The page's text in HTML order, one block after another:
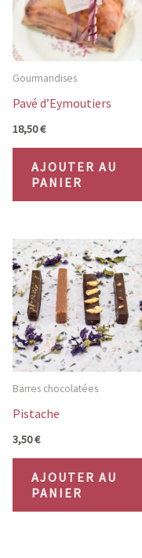
Gourmandises
Pavé d’Eymoutiers
18,50€
AJOUTER AU
PANIER
Barres chocolatées
Pistache
3,50€
AJOUTER AU
PANIER